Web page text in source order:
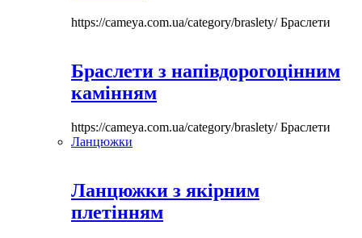
https://cameya.com.ua/category/braslety/Браслети
Браслети з напівдорогоцінним
камінням
https://cameya.com.ua/category/braslety/Браслети
Ланцюжки
Ланцюжки з якірним
плетінням